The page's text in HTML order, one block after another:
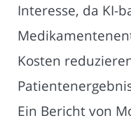
Interesse, da KI-
Kosten
Ein Bericht von